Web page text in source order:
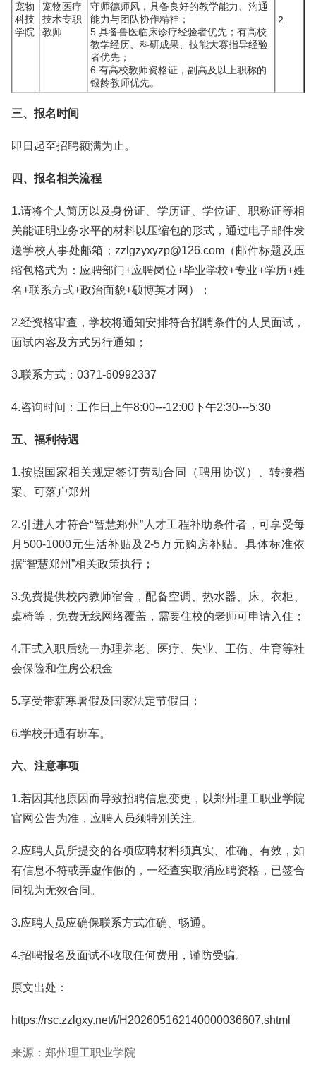
宠物
科技
学院
宠物医疗
技术专职
教师
守师德师风，具备良好的教学能力、沟通
能力与团队协作精神；
5.具备兽医临床诊疗经验者优先；有高校
教学经历、科研成果、技能大赛指导经验
者优先；
6.有高校教师资格证，副高及以上职称的
银龄教师优先。
2
三、报名时间
即日起至招聘额满为止。
四、报名相关流程
1.请将个人简历以及身份证、学历证、学位证、职称证等相
关能证明业务水平的材料以压缩包的形式，通过电子邮件发
送学校人事处邮箱；zzlgzyxyzp@126.com（邮件标题及压
缩包格式为：应聘部门+应聘岗位+毕业学校+专业+学历+姓
名+联系方式+政治面貌+硕博英才网）；
2.经资格审查，学校将通知安排符合招聘条件的人员面试，
面试内容及方式另行通知；
3.联系方式：0371-60992337
4.咨询时间：工作日上午8:00---12:00下午2:30---5:30
五、福利待遇
1.按照国家相关规定签订劳动合同（聘用协议）、转接档
案、可落户郑州
2.引进人才符合“智慧郑州”人才工程补助条件者，可享受每
月500-1000元生活补贴及2-5万元购房补贴。具体标准依
据“智慧郑州”相关政策执行；
3.免费提供校内教师宿舍，配备空调、热水器、床、衣柜、
桌椅等，免费无线网络覆盖，需要住校的老师可申请入住；
4.正式入职后统一办理养老、医疗、失业、工伤、生育等社
会保险和住房公积金
5.享受带薪寒暑假及国家法定节假日；
6.学校开通有班车。
六、注意事项
1.若因其他原因而导致招聘信息变更，以郑州理工职业学院
官网公告为准，应聘人员须特别关注。
2.应聘人员所提交的各项应聘材料须真实、准确、有效，如
有信息不符或弄虚作假的，一经查实取消应聘资格，已签合
同视为无效合同。
3.应聘人员应确保联系方式准确、畅通。
4.招聘报名及面试不收取任何费用，谨防受骗。
原文出处：
https://rsc.zzlgxy.net/i/H202605162140000036607.shtml
来源：郑州理工职业学院